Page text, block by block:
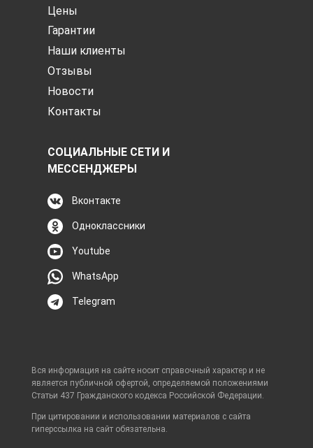
Цены
Гарантии
Наши клиенты
Отзывы
Новости
Контакты
СОЦИАЛЬНЫЕ СЕТИ И
МЕССЕНДЖЕРЫ
Вконтакте
Одноклассники
Youtube
WhatsApp
Telegram
Вся информация на сайте носит справочный характер и не
является публичной офертой, определяемой положениями
Статьи 437 Гражданского кодекса Российской Федерации.
При цитировании и использовании материалов с сайта
гиперссылка на сайт обязательна.